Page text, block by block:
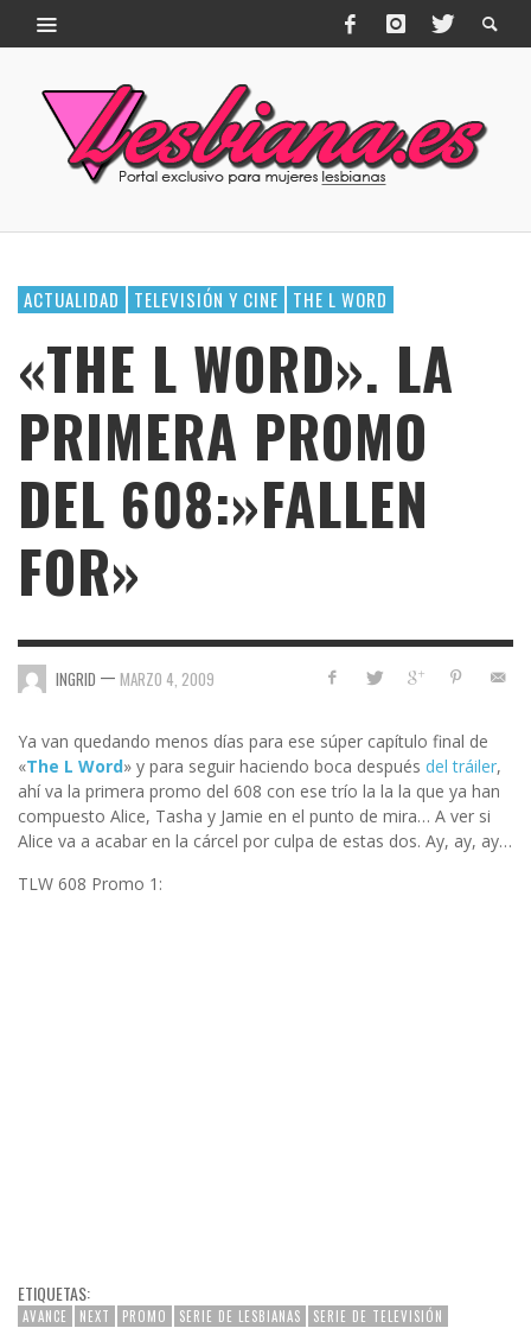
ACTUALIDAD TELEVISIÓN Y CINE THE L WORD
«THE L WORD». LA
PRIMERA PROMO
DEL 608:»FALLEN
FOR»
INGRID — MARZO 4, 2009
Ya van quedando menos días para ese súper capítulo final de
«The L Word» y para seguir haciendo boca después del tráiler,
ahí va la primera promo del 608 con ese trío la la la que ya han
compuesto Alice, Tasha y Jamie en el punto de mira… A ver si
Alice va a acabar en la cárcel por culpa de estas dos. Ay, ay, ay…
TLW 608 Promo 1:
ETIQUETAS:
AVANCE NEXT PROMO SERIE DE LESBIANAS
SERIE DE TELEVISIÓN